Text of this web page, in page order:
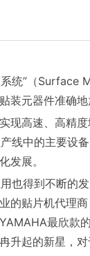
系统”（
装元器件准确
现高速、高精
线中的主要设
发展。
也得到不断的
的贴片机代理
最欣款
升起的新星，